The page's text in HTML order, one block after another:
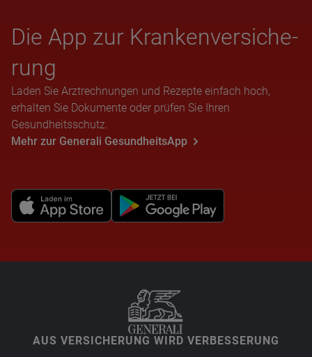
Die App zur Kran­ken­ver­si­che­
rung
Laden Sie Arztrechnungen und Rezepte einfach hoch,
erhalten Sie Dokumente oder prüfen Sie Ihren
Gesundheitsschutz.
Mehr zur Generali GesundheitsApp
AUS VERSICHERUNG WIRD VERBESSERUNG